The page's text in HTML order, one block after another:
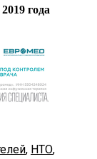
года
, НТО,